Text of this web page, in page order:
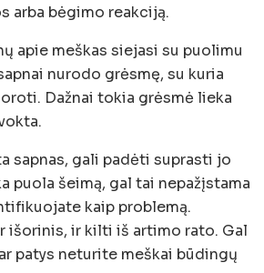
arba bėgimo reakciją.
apie meškas siejasi su puolimu
nurodo grėsmę, su kuria
Dažnai tokia grėsmė lieka
sapnas, gali padėti suprasti jo
puola šeimą, gal tai nepažįstama
kaip problemą.
išorinis, ir kilti iš artimo rato. Gal
patys neturite meškai būdingų